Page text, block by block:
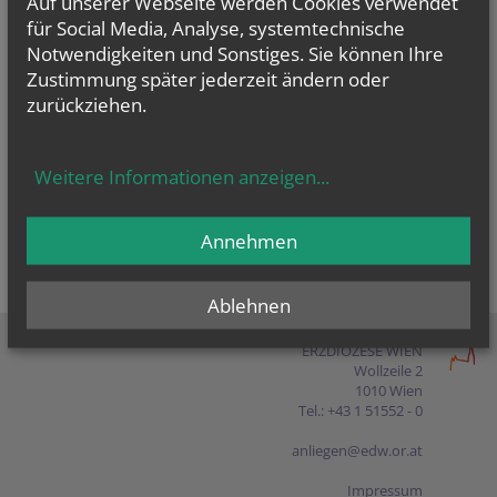
Presse
Shop
ERZDIÖZESE WIEN
Wollzeile 2
1010 Wien
Tel.: +43 1 51552 - 0
anliegen@edw.or.at
Impressum
für Social Media, Analyse, systemtechnische
Notwendigkeiten und Sonstiges. Sie können Ihre
Zustimmung später jederzeit ändern oder
zurückziehen.
Weitere Informationen anzeigen...
Ablehnen
Annehmen